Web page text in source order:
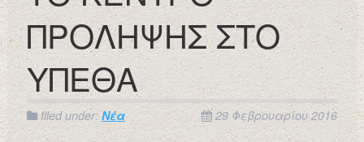
ΠΡΟΛΗΨΗΣ ΣΤΟ
ΥΠΕΘΑ
29 Φεβρουαρίου 2016
filed under:Νέα